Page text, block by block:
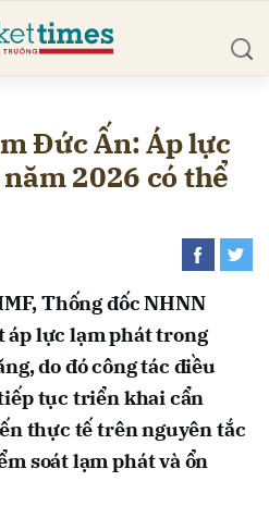
Đức Ấn: Áp lực
2026 có thể
Thống đốc NHNN
áp lực lạm phát trong
do đó công tác điều
tục triển khai cẩn
thực tế trên nguyên tắc
soát lạm phát và ổn